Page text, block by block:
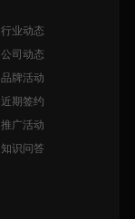
行业动态
公司动态
品牌活动
近期签约
推广活动
知识问答